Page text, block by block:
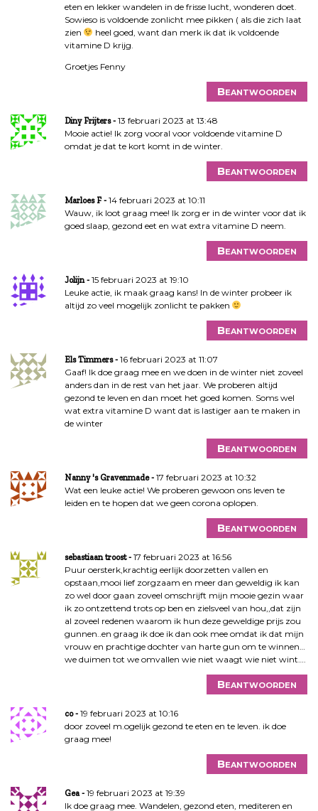
eten en lekker wandelen in de frisse lucht, wonderen doet.
Sowieso is voldoende zonlicht mee pikken ( als die zich laat
zien
heel goed, want dan merk ik dat ik voldoende
vitamine D krijg.
Groetjes Fenny
Beantwoorden
Diny Frijters
13 februari 2023 at 13:48
Mooie actie! Ik zorg vooral voor voldoende vitamine D
omdat je dat te kort komt in de winter.
Beantwoorden
Marloes F
14 februari 2023 at 10:11
Wauw, ik loot graag mee! Ik zorg er in de winter voor dat ik
goed slaap, gezond eet en wat extra vitamine D neem.
Beantwoorden
Jolijn
15 februari 2023 at 19:10
Leuke actie, ik maak graag kans! In de winter probeer ik
altijd zo veel mogelijk zonlicht te pakken
Beantwoorden
Els Timmers
16 februari 2023 at 11:07
Gaaf! Ik doe graag mee en we doen in de winter niet zoveel
anders dan in de rest van het jaar. We proberen altijd
gezond te leven en dan moet het goed komen. Soms wel
wat extra vitamine D want dat is lastiger aan te maken in
de winter
Beantwoorden
Nanny 's Gravenmade
17 februari 2023 at 10:32
Wat een leuke actie! We proberen gewoon ons leven te
leiden en te hopen dat we geen corona oplopen.
Beantwoorden
sebastiaan troost
17 februari 2023 at 16:56
Puur oersterk,krachtig eerlijk doorzetten vallen en
opstaan,mooi lief zorgzaam en meer dan geweldig ik kan
zo wel door gaan zoveel omschrijft mijn mooie gezin waar
ik zo ontzettend trots op ben en zielsveel van hou,,dat zijn
al zoveel redenen waarom ik hun deze geweldige prijs zou
gunnen..en graag ik doe ik dan ook mee omdat ik dat mijn
vrouw en prachtige dochter van harte gun om te winnen…
we duimen tot we omvallen wie niet waagt wie niet wint….
Beantwoorden
co
19 februari 2023 at 10:16
door zoveel m.ogelijk gezond te eten en te leven. ik doe
graag mee!
Beantwoorden
Gea
19 februari 2023 at 19:39
Ik doe graag mee. Wandelen, gezond eten, mediteren en